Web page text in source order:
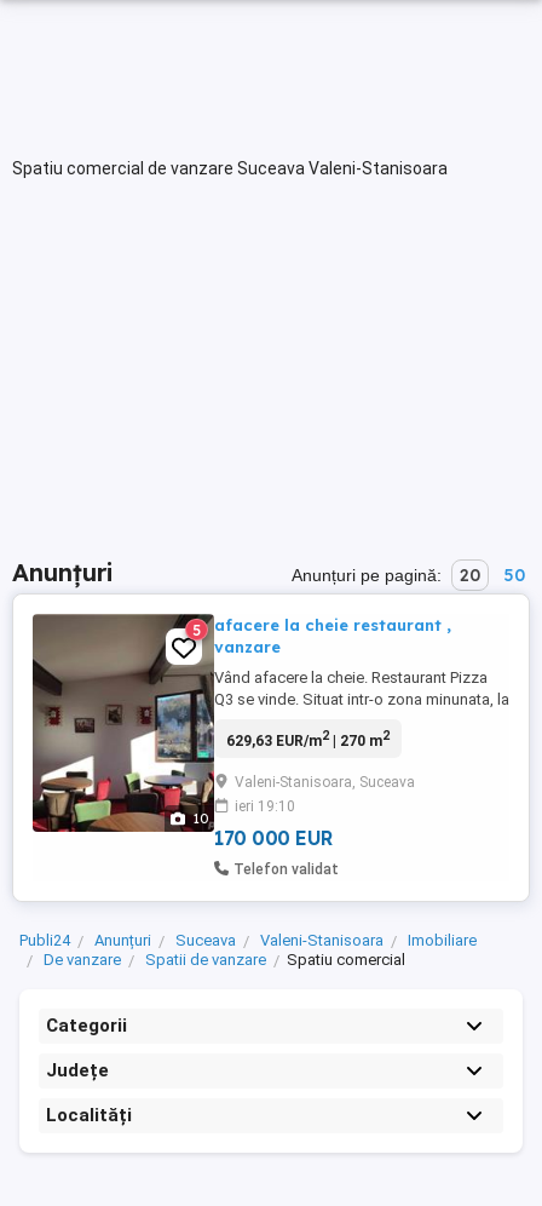
Spatiu comercial de vanzare Suceava Valeni-Stanisoara
Anunțuri Anunțuri pe pagină: 20 50
10
5
afacere la cheie restaurant ,
vanzare
Vând afacere la cheie. Restaurant Pizza
Q3 se vinde. Situat intr-o zona minunata, la
Malini( drumul dinspre pârtie da exact in
sat de vacanța Iesle, comuna Malini .
Poziționare unica . Spatiul are aproximativ
330 ...
629,63 EUR/m2| 270 m2
Valeni-Stanisoara, Suceava
ieri 19:10
170 000 EUR
Telefon validat
Publi24 Anunțuri Suceava Valeni-Stanisoara
Imobiliare
De vanzare
Spatii de vanzare Spatiu comercial
Categorii
Județe
Localități